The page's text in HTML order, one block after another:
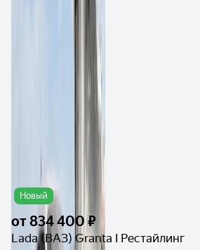
Новый
от834 400 ₽
Lada (ВАЗ) Granta I Рестайлинг